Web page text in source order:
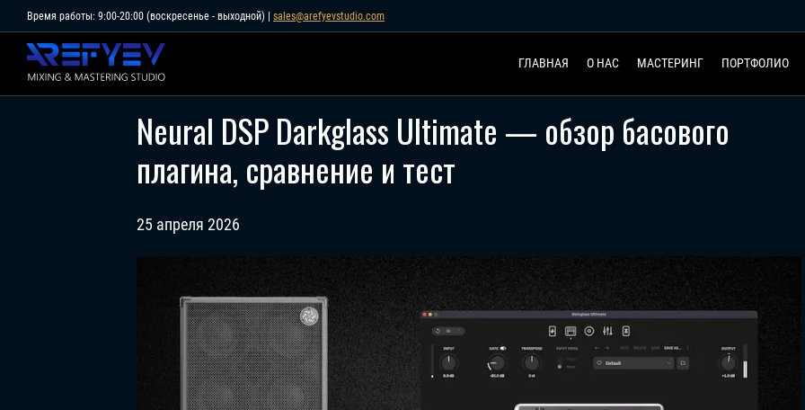
to
content
Время работы: 9:00-20:00 (воскресенье - выходной) | sales@arefyevstudio.com
ГЛАВНАЯ О НАС МАСТЕРИНГ ПОРТФОЛИО
Neural DSP Darkglass Ultimate — обзор басового
плагина, сравнение и тест
25 апреля 2026